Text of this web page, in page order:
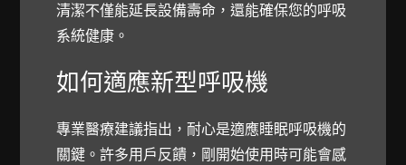
清潔不僅能延長設備壽命，還能確保您的呼吸
系統健康。
如何適應新型呼吸機
專業醫療建議指出，耐心是適應睡眠呼吸機的
關鍵。許多用戶反饋，剛開始使用時可能會感